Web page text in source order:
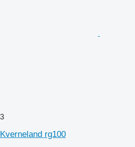
3
Kverneland rg100